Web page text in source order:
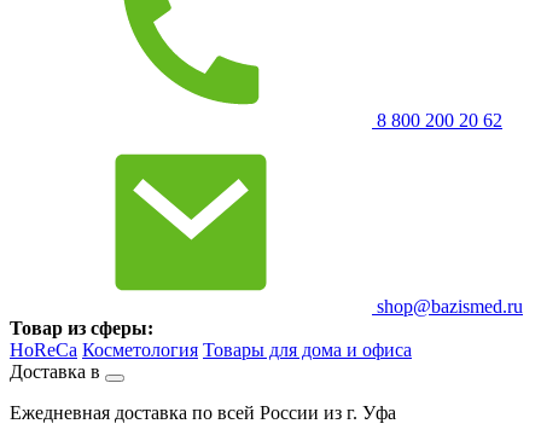
8 800 200 20 62
shop@bazismed.ru
Товар из сферы:
HoReCa Косметология Товары для дома и офиса
Доставка в
Ежедневная доставка по всей России из г. Уфа